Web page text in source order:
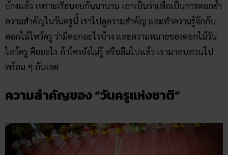
บ้างแล้ว เพราะเรียนจบกันมานาน เอาเป็นว่าเพื่อเป็นการตอกย้ำ
ความสำคัญในวันครูนี้ เราไปดูความสำคัญ และทำความรู้จักกับ
ดอกไม้ไหว้ครู ว่ามีดอกอะไรบ้าง และความหมายของดอกไม้วัน
ไหว้ครู คืออะไร ถ้าใครยังไม่รู้ หรือลืมไปแล้ว เรามาทบทวนไป
พร้อม ๆ กันเลย
ความสำคัญของ “วันครูแห่งชาติ”